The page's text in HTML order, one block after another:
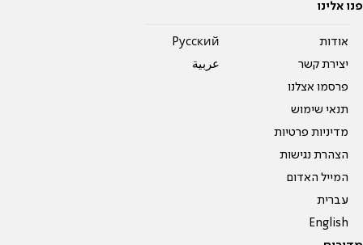
פנו אלינו
אודות
יצירת קשר
פרסמו אצלנו
תנאי שימוש
מדיניות פרטיות
הצהרת נגישות
המייל האדום
עברית
English
Pусский
عربية